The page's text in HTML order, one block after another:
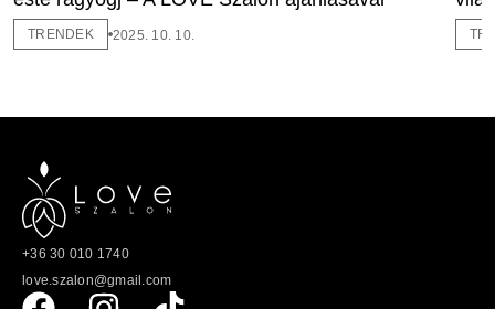
TRENDEK 2025. 10. 10.
+36 30 010 1740
love.szalon@gmail.com